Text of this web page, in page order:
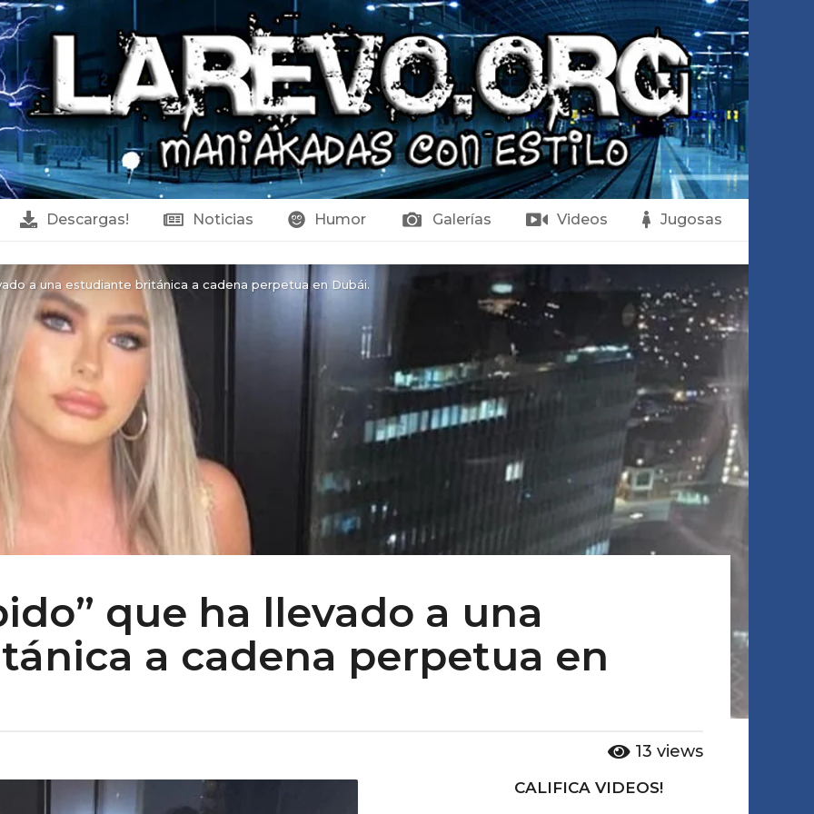
Descargas! Noticias Humor Galerías Videos Jugosas
a una estudiante británica a cadena perpetua en Dubái.
que ha llevado a una
a cadena perpetua en
13 views
CALIFICA VIDEOS!